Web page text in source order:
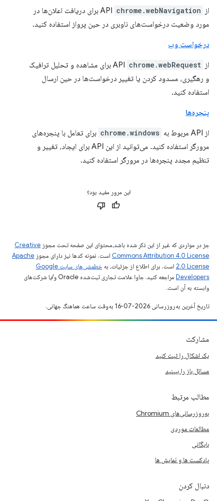
از API chrome.webNavigation
برای دریافت اعلان‌ها در
مورد وضعیت درخواست‌های ناوبری در حین پرواز استفاده کنید.
درخواست وب
از API chrome.webRequest
برای مشاهده و تحلیل ترافیک
و رهگیری، مسدود کردن یا تغییر درخواست‌ها در حین ارسال
استفاده کنید.
پنجره‌ها
از API مربوط به chrome.windows برای تعامل با پنجره‌های
مرورگر استفاده کنید. می‌توانید از این API برای ایجاد، تغییر و
تنظیم مجدد پنجره‌ها در مرورگر استفاده کنید.
این مرور مفید بود؟
جز در مواردی که غیر از این ذکر شده باشد،‌محتوای این صفحه تحت مجوز Creative
Commons Attribution 4.0 License است. نمونه کدها نیز دارای مجوز Apache
2.0 License است. برای اطلاع از جزئیات، به
خطمشی‌های سایت Google
Developers‏
مراجعه کنید. جاوا علامت تجاری ثبت‌شده Oracle و/یا شرکت‌های
وابسته به آن است.
تاریخ آخرین به‌روزرسانی 2026-07-16 به‌وقت ساعت هماهنگ جهانی.
مشارکت
یک اشکال را ثبت کنید
مسائل باز را ببینید
مطالب مرتبط
به‌روزرسانی‌های Chromium
مطالعات موردی
بایگانی
پادکست ها و نمایش ها
دنبال کردن